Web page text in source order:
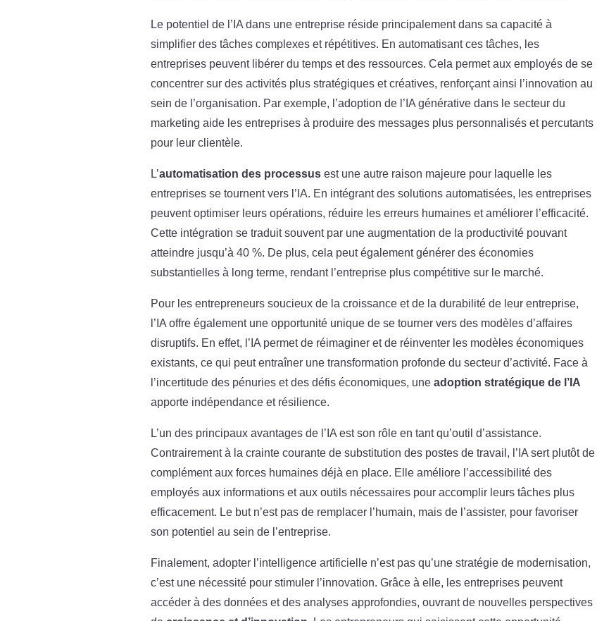
Le potentiel de l’IA dans une entreprise réside principalement dans sa capacité à
simplifier des tâches complexes et répétitives. En automatisant ces tâches, les
entreprises peuvent libérer du temps et des ressources. Cela permet aux employés de se
concentrer sur des activités plus stratégiques et créatives, renforçant ainsi l’innovation au
sein de l’organisation. Par exemple, l’adoption de l’IA générative dans le secteur du
marketing aide les entreprises à produire des messages plus personnalisés et percutants
pour leur clientèle.
L’automatisation des processusest une autre raison majeure pour laquelle les
entreprises se tournent vers l’IA. En intégrant des solutions automatisées, les entreprises
peuvent optimiser leurs opérations, réduire les erreurs humaines et améliorer l’efficacité.
Cette intégration se traduit souvent par une augmentation de la productivité pouvant
atteindre jusqu’à 40 %. De plus, cela peut également générer des économies
substantielles à long terme, rendant l’entreprise plus compétitive sur le marché.
Pour les entrepreneurs soucieux de la croissance et de la durabilité de leur entreprise,
l’IA offre également une opportunité unique de se tourner vers des modèles d’affaires
disruptifs. En effet, l’IA permet de réimaginer et de réinventer les modèles économiques
existants, ce qui peut entraîner une transformation profonde du secteur d’activité. Face à
l’incertitude des pénuries et des défis économiques, une adoption stratégique de l’IA
apporte indépendance et résilience.
L’un des principaux avantages de l’IA est son rôle en tant qu’outil d’assistance.
Contrairement à la crainte courante de substitution des postes de travail, l’IA sert plutôt de
complément aux forces humaines déjà en place. Elle améliore l’accessibilité des
employés aux informations et aux outils nécessaires pour accomplir leurs tâches plus
efficacement. Le but n’est pas de remplacer l’humain, mais de l’assister, pour favoriser
son potentiel au sein de l’entreprise.
Finalement, adopter l’intelligence artificielle n’est pas qu’une stratégie de modernisation,
c’est une nécessité pour stimuler l’innovation. Grâce à elle, les entreprises peuvent
accéder à des données et des analyses approfondies, ouvrant de nouvelles perspectives